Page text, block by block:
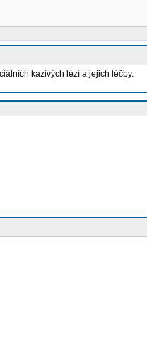
kazivých lézí a jejich léčby.